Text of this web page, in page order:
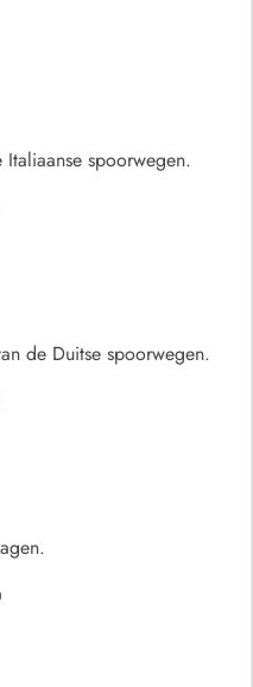
spoorwegen.
de Duitse spoorwegen.